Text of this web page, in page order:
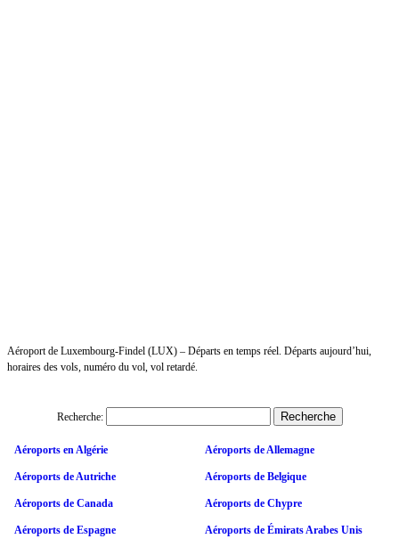
Aéroport de Luxembourg-Findel (LUX) – Départs en temps réel. Départs aujourd’hui,
horaires des vols, numéro du vol, vol retardé.
Recherche:
Aéroports en Algérie Aéroports de Allemagne
Aéroports de Autriche Aéroports de Belgique
Aéroports de Canada Aéroports de Chypre
Aéroports de Espagne Aéroports de Émirats Arabes Unis